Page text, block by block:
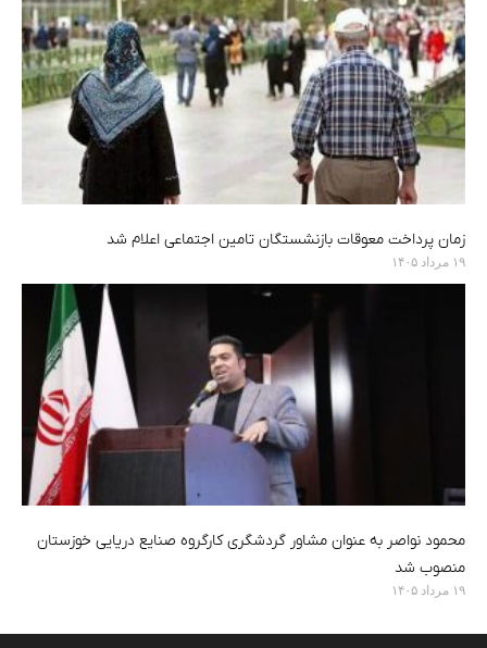
زمان پرداخت معوقات بازنشستگان تامین اجتماعی اعلام شد
۱۹ مرداد ۱۴۰۵
محمود نواصر به عنوان مشاور گردشگری کارگروه صنایع دریایی خوزستان
منصوب شد
۱۹ مرداد ۱۴۰۵